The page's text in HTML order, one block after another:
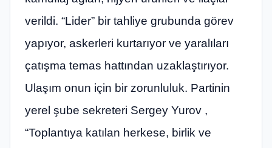
verildi. “Lider” bir tahliye grubunda görev
yapıyor, askerleri kurtarıyor ve yaralıları
çatışma temas hattından uzaklaştırıyor.
Ulaşım onun için bir zorunluluk. Partinin
yerel şube sekreteri Sergey Yurov ,
“Toplantıya katılan herkese, birlik ve